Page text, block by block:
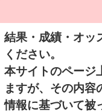
結果・成績・オッ
ください。
本サイトのページ
ますが、その内
情報に基づいて被